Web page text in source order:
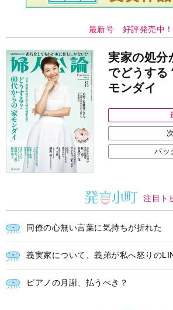
最新号 好評発売中！
実家の処分
でどうする
モンダイ
バッ
注目ト
同僚の心無い言葉に気持ちが折れた
義実家について、義弟が私へ怒りの
ピアノの月謝、払うべき？